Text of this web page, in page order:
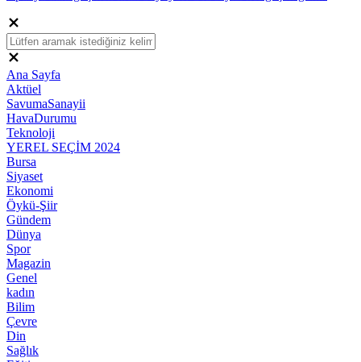
Ana Sayfa
Aktüel
SavumaSanayii
HavaDurumu
Teknoloji
YEREL SEÇİM 2024
Bursa
Siyaset
Ekonomi
Öykü-Şiir
Gündem
Dünya
Spor
Magazin
Genel
kadın
Bilim
Çevre
Din
Sağlık